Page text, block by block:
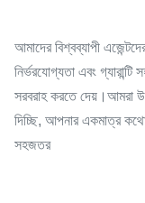
আমাদের বিশ্বব্যাপী
নির্ভরযোগ্যতা এবং
সরবরাহ করতে দেয়।আমরা
দিচ্ছি, আপনার একমাত্র
সহজতর